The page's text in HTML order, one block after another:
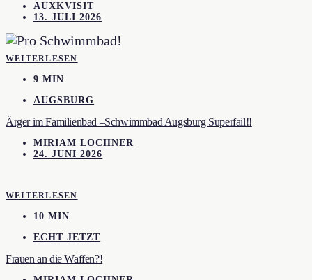
AUXKVISIT
13. JULI 2026
WEITERLESEN
9 MIN
AUGSBURG
Ärger im Familienbad –Schwimmbad Augsburg Superfail!!
MIRIAM LOCHNER
24. JUNI 2026
WEITERLESEN
10 MIN
ECHT JETZT
Frauen an die Waffen?!